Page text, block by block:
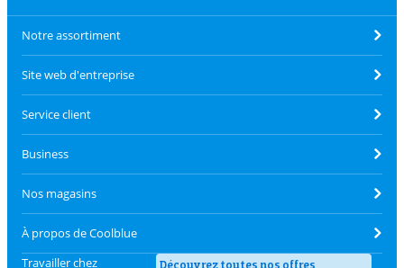
Notre assortiment
Site web d'entreprise
Service client
Business
Nos magasins
À propos de Coolblue
Travailler chez
Découvrez toutes nos offres